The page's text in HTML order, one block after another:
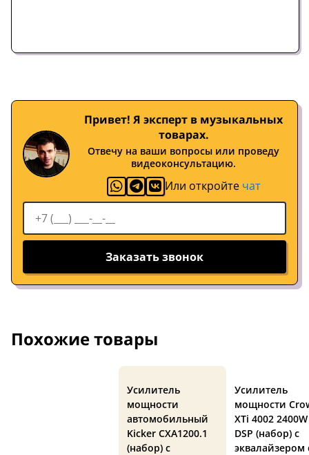
Привет! Я эксперт в музыкальных
товарах.
Отвечу на ваши вопросы или проведу
видеоконсультацию.
Или откройте чат
Заказать звонок
Похожие товары
Усилитель
мощности
автомобильный
Kicker CXA1200.1
(набор) с
Усилитель
мощности
XTi 4002
DSP (набор) с
эквалайзером